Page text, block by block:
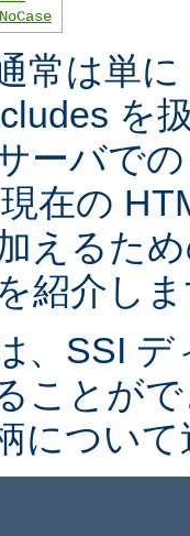
常は単
を
ーバで
在の
えるた
紹介し
、SSI
ことが
につい